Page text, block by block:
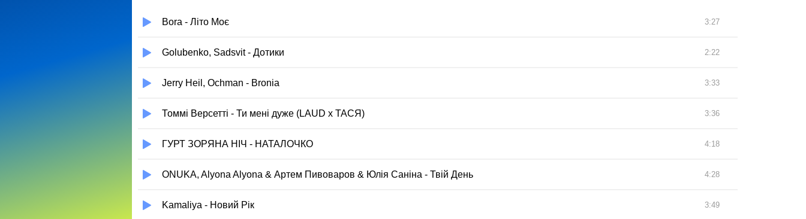
Bora - Літо Моє 3:27
Golubenko, Sadsvit - Дотики 2:22
Jerry Heil, Ochman - Bronia 3:33
Томмі Версетті - Ти мені дуже (LAUD x ТАСЯ) 3:36
ГУРТ ЗОРЯНА НІЧ - НАТАЛОЧКО 4:18
ONUKA, Alyona Alyona & Артем Пивоваров & Юлія Саніна - Твій День 4:28
Kamaliya - Новий Рік 3:49